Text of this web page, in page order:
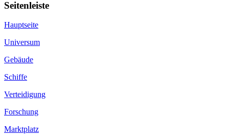
Seitenleiste
Hauptseite
Universum
Gebäude
Schiffe
Verteidigung
Forschung
Marktplatz